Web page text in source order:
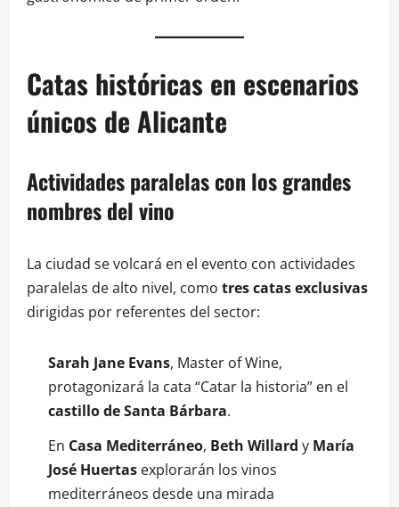
Catas históricas en escenarios
únicos de Alicante
Actividades paralelas con los grandes
nombres del vino
La ciudad se volcará en el evento con actividades
paralelas de alto nivel, como tres catas exclusivas
dirigidas por referentes del sector:
Sarah Jane Evans, Master of Wine,
protagonizará la cata “Catar la historia” en el
castillo de Santa Bárbara.
En Casa Mediterráneo, Beth Willard y María
José Huertas explorarán los vinos
mediterráneos desde una mirada